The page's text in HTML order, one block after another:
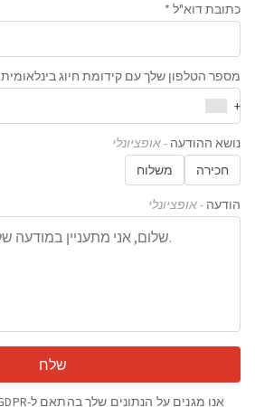
כתובת דוא"ל *
מספר הטלפון שלך עם קידומת חיוג בינלאומית
+
נושא ההודעה - אופציונלי
חכירה משלוח
הודעה - אופציונלי
שלח
אנו מגנים על הנתונים שלך בהתאם ל-GDPR ול